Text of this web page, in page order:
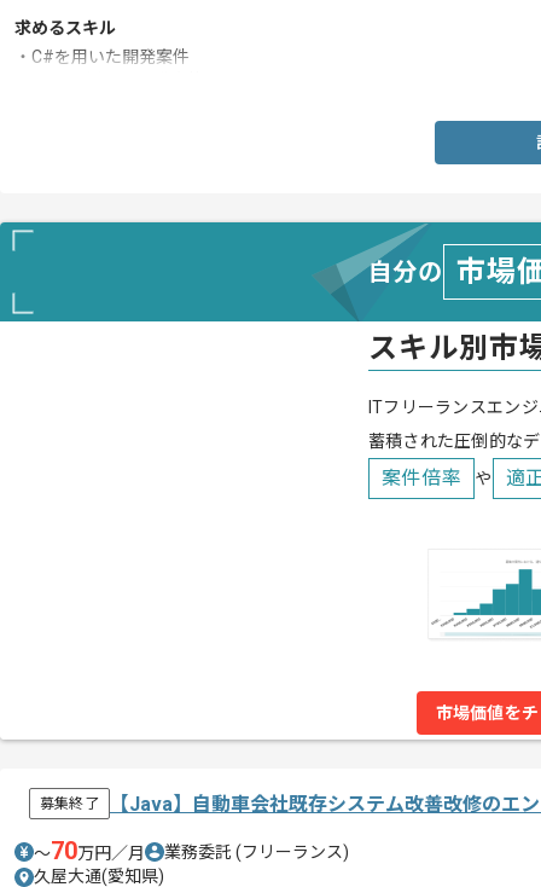
求めるスキル
・C#を用いた開発案件
自分の 市場
スキル別市
ITフリーランスエン
蓄積された圧倒的な
案件倍率 や 適
市場価値を
募集終了 【Java】自動車会社既存システム改善改修のエ
〜70万円／月 業務委託 (フリーランス)
久屋大通(愛知県)